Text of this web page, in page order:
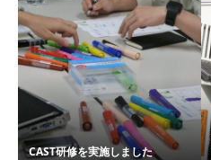
CAST研修を実施しました